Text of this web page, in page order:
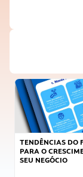
TENDÊNCIAS DO
PARA O
SEU NEGÓCIO